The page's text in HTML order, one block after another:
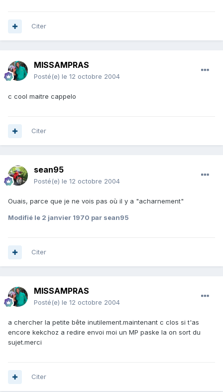
Citer
MISSAMPRAS
Posté(e) le 12 octobre 2004
c cool maitre cappelo
Citer
sean95
Posté(e) le 12 octobre 2004
Ouais, parce que je ne vois pas où il y a "acharnement"
Modifié le 2 janvier 1970 par sean95
Citer
MISSAMPRAS
Posté(e) le 12 octobre 2004
a chercher la petite bête inutilement.maintenant c clos si t'as
encore kekchoz a redire envoi moi un MP paske la on sort du
sujet.merci
Citer